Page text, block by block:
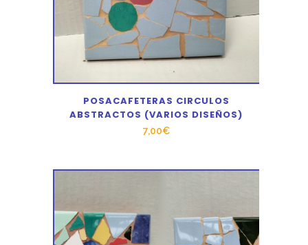
POSACAFETERAS CIRCULOS
ABSTRACTOS (VARIOS DISEÑOS)
7,00€